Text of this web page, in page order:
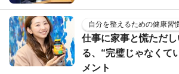
自分を整えるための健康習
仕事に家事と慌ただ
る、“完璧じゃなくて
メント